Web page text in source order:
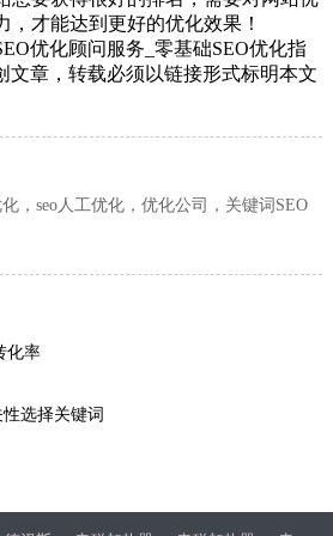
，才能达到更好的优化效果！
优化顾问服务_零基础SEO优化指
文章，转载必须以链接形式标明本文
，seo人工优化，优化公司，关键词SEO
化率
选择关键词